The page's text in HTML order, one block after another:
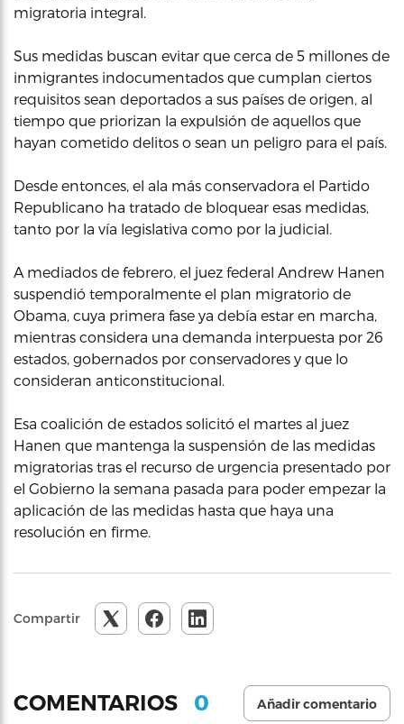
migratoria integral.
Sus medidas buscan evitar que cerca de 5 millones de
inmigrantes indocumentados que cumplan ciertos
requisitos sean deportados a sus países de origen, al
tiempo que priorizan la expulsión de aquellos que
hayan cometido delitos o sean un peligro para el país.
Desde entonces, el ala más conservadora el Partido
Republicano ha tratado de bloquear esas medidas,
tanto por la vía legislativa como por la judicial.
A mediados de febrero, el juez federal Andrew Hanen
suspendió temporalmente el plan migratorio de
Obama, cuya primera fase ya debía estar en marcha,
mientras considera una demanda interpuesta por 26
estados, gobernados por conservadores y que lo
consideran anticonstitucional.
Esa coalición de estados solicitó el martes al juez
Hanen que mantenga la suspensión de las medidas
migratorias tras el recurso de urgencia presentado por
el Gobierno la semana pasada para poder empezar la
aplicación de las medidas hasta que haya una
resolución en firme.
Compartir
COMENTARIOS 0 Añadir comentario